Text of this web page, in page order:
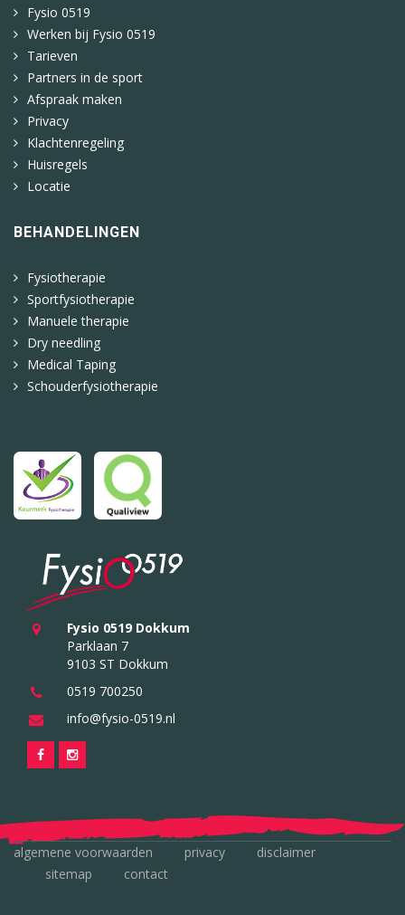
Fysio 0519
Werken bij Fysio 0519
Tarieven
Partners in de sport
Afspraak maken
Privacy
Klachtenregeling
Huisregels
Locatie
BEHANDELINGEN
Fysiotherapie
Sportfysiotherapie
Manuele therapie
Dry needling
Medical Taping
Schouderfysiotherapie
Fysio 0519 Dokkum
Parklaan 7
9103 ST Dokkum
0519 700250
info@fysio-0519.nl
algemene voorwaarden privacy
disclaimer
sitemap
contact